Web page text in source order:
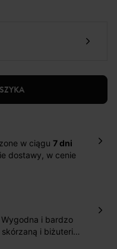
w ciągu 7 dni
dostawy, w cenie
paczkomatu , a
i bardzo
i biżuterią.